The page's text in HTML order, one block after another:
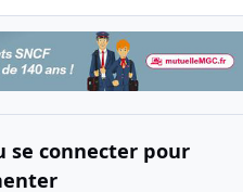
se connecter pour